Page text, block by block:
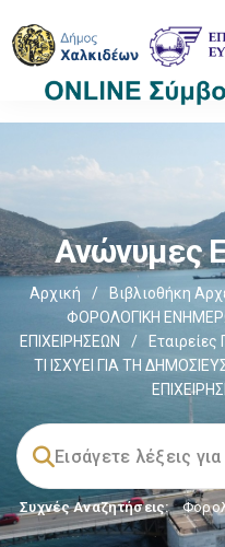
Ανώνυμες
Αρχική / Βιβλιοθήκη
ΦΟΡΟΛΟΓΙΚΗ
ΕΠΙΧΕΙΡΗΣΕΩΝ
/
ΤΙ ΙΣΧΥΕΙ ΓΙΑ ΤΗ
Συχνές Αναζητήσεις: